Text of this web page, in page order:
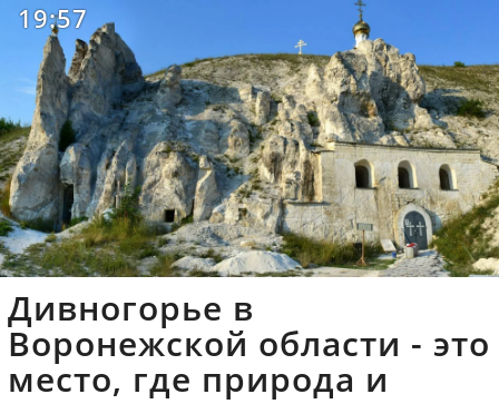
19:57
Дивногорье в
Воронежской области - это
место, где природа и